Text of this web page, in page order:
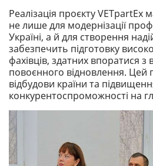
Реалізація проєкту
не лише для модернізації
Україні, а й для створення
забезпечить підготовку
фахівців, здатних впоратися з
повоєнного відновлення. Цей
відбудови країни та
конкурентоспроможності на